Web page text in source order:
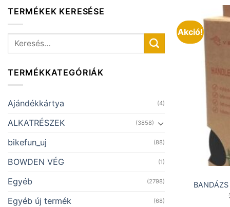
TERMÉKEK KERESÉSE
Keresés
TERMÉKKATEGÓRIÁK
Ajándékkártya (4)
ALKATRÉSZEK (3858)
bikefun_uj (88)
BOWDEN VÉG (1)
Egyéb (2798)
Egyéb új termék (68)
Akció!